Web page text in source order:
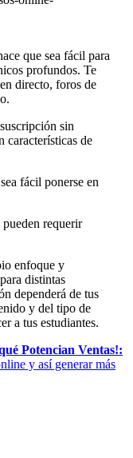
que sea fácil para
profundos. Te
directo, foros de
sin
características de
fácil ponerse en
pueden requerir
enfoque y
distintas
dependerá de tus
y del tipo de
a tus estudiantes.
Potencian Ventas!:
y así generar más